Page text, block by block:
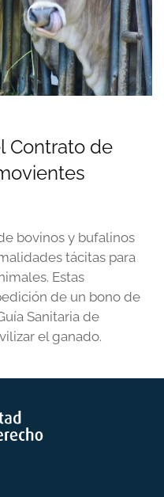
Contrato de
bovinos y bufalinos
tácitas para
Estas
de un bono de
Sanitaria de
el ganado.